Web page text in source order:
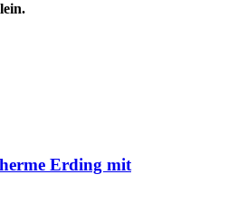
Erding mit